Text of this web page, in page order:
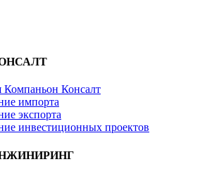
Компаньон Консалт
импорта
экспорта
инвестиционных проектов